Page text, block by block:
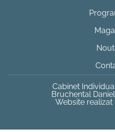
Cabinet
Bruchental
Website realizat